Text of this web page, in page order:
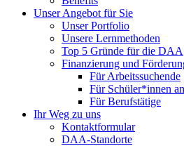
Unser Angebot für Sie
Unser Portfolio
Unsere Lernmethoden
Top 5 Gründe für die DAA
Finanzierung und
Für Arbeitssuchende
Für Schüler*innen
Für Berufstätige
Ihr Weg zu uns
Kontaktformular
DAA-Standorte